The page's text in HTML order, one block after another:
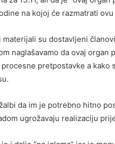
na kojoj će razmatrati
su dostavljeni
naglašavamo da ovaj organ
pretpostavke a kako
da im je potrebno hitno
ugrožavaju realizaciju